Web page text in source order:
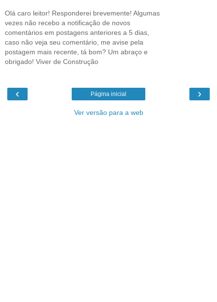
Olá caro leitor! Responderei brevemente! Algumas
vezes não recebo a notificação de novos
comentários em postagens anteriores a 5 dias,
caso não veja seu comentário, me avise pela
postagem mais recente, tá bom? Um abraço e
obrigado! Viver de Construção
‹ ›
Página inicial
Ver versão para a web